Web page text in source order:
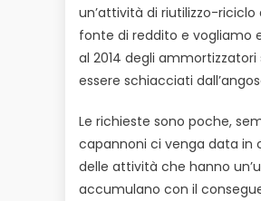
un’attività di riutilizzo-
fonte di reddito e vogliamo
al 2014 degli
essere schiacciati
Le richieste sono poche,
capannoni ci venga data in
delle attività che hanno
accumulano con il